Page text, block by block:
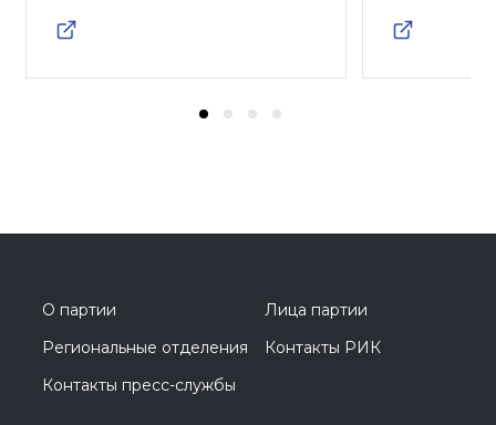
О партии
Лица партии
Региональные отделения
Контакты РИК
Контакты пресс-службы